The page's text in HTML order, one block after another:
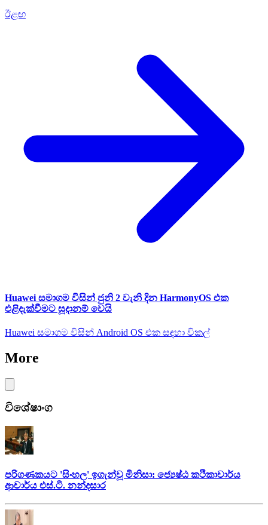
ඊළඟ
Huawei සමාගම විසින් ජුනි 2 වැනි දින HarmonyOS එක
එළිදැක්වීමට සූදානම් වෙයි
Huawei සමාගම විසින් Android OS එක සඳහා විකල්
More
විශේෂාංග
පරිගණකයට 'සිංහල' ඉගැන්වූ මිනිසා: ජ්‍යෙෂ්ඨ කථිකාචාර්ය
ආචාර්ය එස්.ටී. නන්දසාර